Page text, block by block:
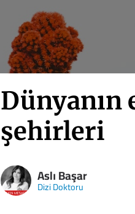
Dünyanın
şehirleri
Aslı Başar
Dizi Doktoru